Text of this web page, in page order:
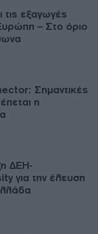
εξαγωγές
– Στο όριο
Σημαντικές
η
ΔΕΗ-
για την έλευση